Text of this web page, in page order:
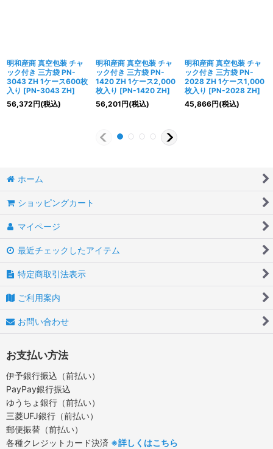
明和産商 真空包装 チャ
ック付き 三方袋 PN-
3043 ZH 1ケース600枚
入り [PN-3043 ZH]
56,372円(税込)
明和産商 真空包装 チャ
ック付き 三方袋 PN-
1420 ZH 1ケース2,000
枚入り [PN-1420 ZH]
56,201円(税込)
明和産商 真空包装 チャ
ック付き 三方袋 PN-
2028 ZH 1ケース1,000
枚入り [PN-2028 ZH]
45,866円(税込)
ホーム
ショッピングカート
マイページ
最近チェックしたアイテム
特定商取引法表示
ご利用案内
お問い合わせ
お支払い方法
伊予銀行振込（前払い）
PayPay銀行振込
ゆうちょ銀行（前払い）
三菱UFJ銀行（前払い）
郵便振替（前払い）
各種クレジットカード決済 ※詳しくはこちら